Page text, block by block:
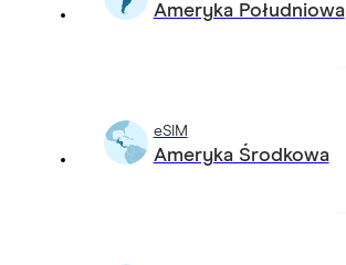
Ameryka Południowa
eSIM
Ameryka Środkowa